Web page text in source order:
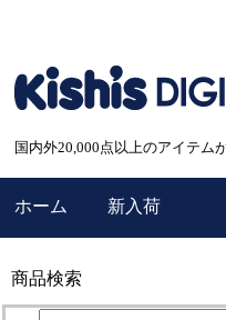
国内外20,000点以上のアイテム
ホーム 新入荷
商品検索